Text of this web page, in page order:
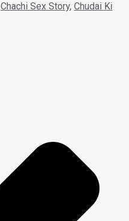
Chachi Sex Story, Chudai Ki